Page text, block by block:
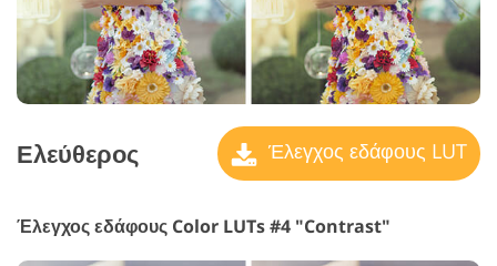
Ελεύθερος Έλεγχος εδάφους LUT
Έλεγχος εδάφους Color LUTs #4 "Contrast"